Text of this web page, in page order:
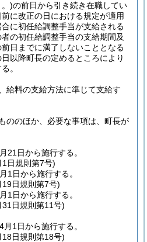
)の前日から引き続き在職してい
に改正の日における規定が適用
に初任給調整手当が支給される
の初任給調整手当の支給期間及
日までに満了しないこととなる
以降町長の定めるところにより
。
給料の支給方法に準じて支給す
ののほか、必要な事項は、町長が
21日から施行する。
1日規則第7号)
1日から施行する。
19日規則第7号)
1日から施行する。
31日規則第11号)
1日から施行する。
18日規則第18号)